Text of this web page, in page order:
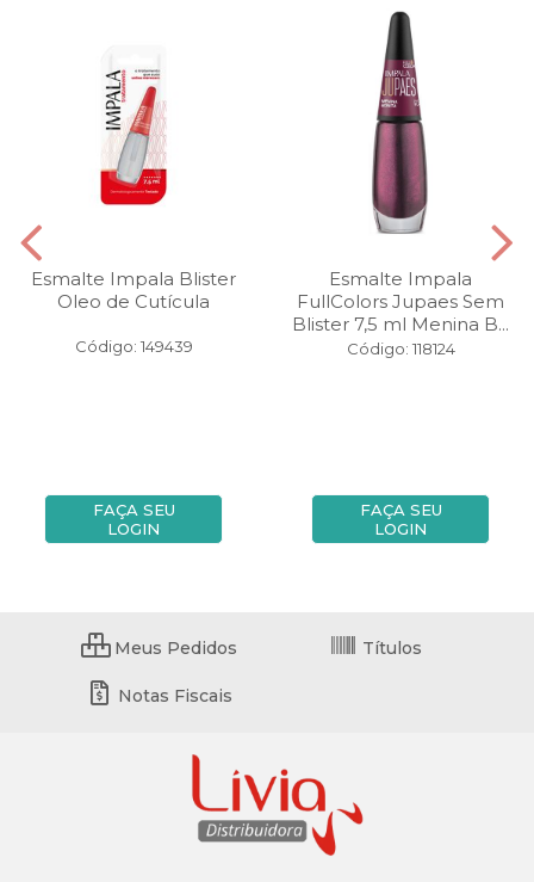
Esmalte Impala Blister
Oleo de Cutícula
Código: 149439
FAÇA SEU
LOGIN
Esmalte Impala
FullColors Jupaes Sem
Blister 7,5 ml Menina B...
Código: 118124
FAÇA SEU
LOGIN
Meus Pedidos Títulos
Notas Fiscais